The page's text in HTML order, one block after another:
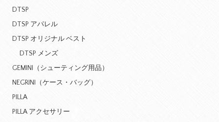
DTSP
DTSP アパレル
DTSP オリジナル ベスト
DTSP メンズ
GEMINI（シューティング用品）
NEGRINI（ケース・バッグ）
PILLA
PILLA アクセサリー